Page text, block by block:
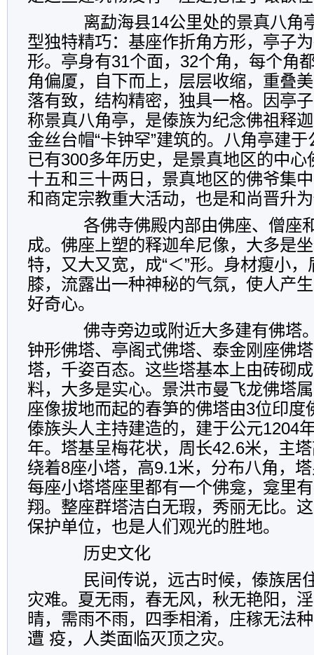
离勐海县14公里处的景真八角
型独特精巧：基座作折角方形，亭子
形。亭身有31个面，32个角，每个角
角偏厦，自下而上，层层收缩，重叠
落有致，结构精密，独具一格。因亭
称景真八角亭，是傣族为纪念佛祖释
金丝台帽“卡钟罕”建筑的。八角亭建
已有300多年历史，是景真地区的中
十五和三十两日，景真地区的佛爷集
和商定宗教重大活动，也是和尚晋升
各佛寺佛殿内部由佛座、僧座
成。佛座上塑的释迦牟尼像，大多是
特，又大又宽，成“＜”形。身材瘦小
膝，流露出一种神秘的气氛，使人产
好奇心。
佛寺旁边或附近大多建有佛塔
钟形佛塔、亭阁式佛塔、泰金刚座佛
塔，千姿百态。这些塔基本上由砖砌
料，大多是实心。景洪市曼飞龙佛塔
座像拔地而起的春笋的佛塔由3位印度
傣族头人主持建造的，建于公元1204
年。塔基呈梅花状，周长42.6米，主
绕着8座小塔，高9.1米，分布八角，
每座小塔塔座里都有一个佛龛，龛里
翔。整座群塔洁白无瑕，秀丽无比。
保护单位，也是人们观光的胜地。
历史文化
民间传说，远古时候，傣族居
灾难。夏无雨，春无风，秋无艳阳，
晴，需雨不雨，四季相淆，庄稼无法
遭 疫，人类面临灭顶之灾。